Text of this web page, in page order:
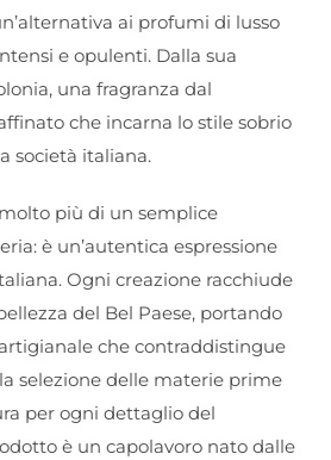
ai profumi di lusso
e opulenti. Dalla sua
una fragranza dal
che incarna lo stile sobrio
società italiana.
più di un semplice
è un’autentica espressione
Ogni creazione racchiude
del Bel Paese, portando
che contraddistingue
selezione delle materie prime
per ogni dettaglio del
è un capolavoro nato dalle